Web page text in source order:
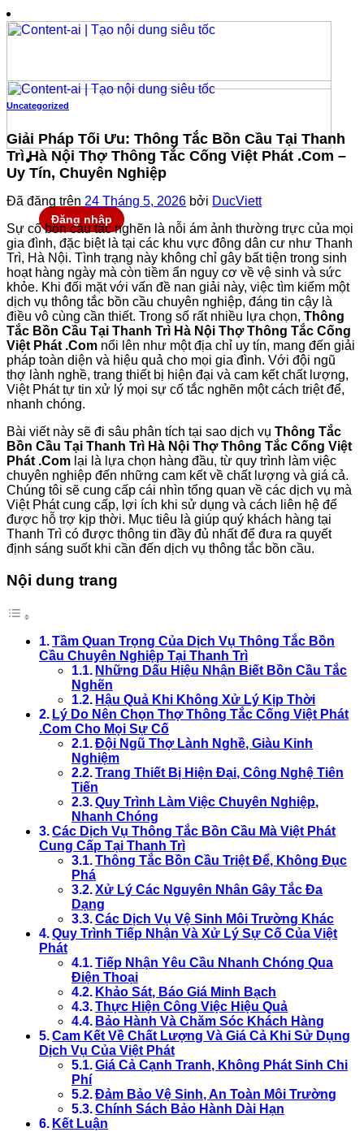
đến
Đăng nhập
Uncategorized
Giải Pháp Tối Ưu: Thông Tắc Bồn Cầu Tại Thanh
Trì Hà Nội Thợ Thông Tắc Cống Việt Phát .Com –
Uy Tín, Chuyên Nghiệp
Đã đăng trên 24 Tháng 5, 2026 bởi DucViett
Sự cố bồn cầu tắc nghẽn là nỗi ám ảnh thường trực của mọi
gia đình, đặc biệt là tại các khu vực đông dân cư như Thanh
Trì, Hà Nội. Tình trạng này không chỉ gây bất tiện trong sinh
hoạt hàng ngày mà còn tiềm ẩn nguy cơ về vệ sinh và sức
khỏe. Khi đối mặt với vấn đề nan giải này, việc tìm kiếm một
dịch vụ thông tắc bồn cầu chuyên nghiệp, đáng tin cậy là
điều vô cùng cần thiết. Trong số rất nhiều lựa chọn, Thông
Tắc Bồn Cầu Tại Thanh Trì Hà Nội Thợ Thông Tắc Cống
Việt Phát .Com nổi lên như một địa chỉ uy tín, mang đến giải
pháp toàn diện và hiệu quả cho mọi gia đình. Với đội ngũ
thợ lành nghề, trang thiết bị hiện đại và cam kết chất lượng,
Việt Phát tự tin xử lý mọi sự cố tắc nghẽn một cách triệt để,
nhanh chóng.
Bài viết này sẽ đi sâu phân tích tại sao dịch vụ Thông Tắc
Bồn Cầu Tại Thanh Trì Hà Nội Thợ Thông Tắc Cống Việt
Phát .Com lại là lựa chọn hàng đầu, từ quy trình làm việc
chuyên nghiệp đến những cam kết về chất lượng và giá cả.
Chúng tôi sẽ cung cấp cái nhìn tổng quan về các dịch vụ mà
Việt Phát cung cấp, lợi ích khi sử dụng và cách liên hệ để
được hỗ trợ kịp thời. Mục tiêu là giúp quý khách hàng tại
Thanh Trì có được thông tin đầy đủ nhất để đưa ra quyết
định sáng suốt khi cần đến dịch vụ thông tắc bồn cầu.
Nội dung trang
Tầm Quan Trọng Của Dịch Vụ Thông Tắc Bồn
Cầu Chuyên Nghiệp Tại Thanh Trì
Những Dấu Hiệu Nhận Biết Bồn Cầu Tắc
Nghẽn
Hậu Quả Khi Không Xử Lý Kịp Thời
Lý Do Nên Chọn Thợ Thông Tắc Cống Việt Phát
.Com Cho Mọi Sự Cố
Đội Ngũ Thợ Lành Nghề, Giàu Kinh
Nghiệm
Trang Thiết Bị Hiện Đại, Công Nghệ Tiên
Tiến
Quy Trình Làm Việc Chuyên Nghiệp,
Nhanh Chóng
Các Dịch Vụ Thông Tắc Bồn Cầu Mà Việt Phát
Cung Cấp Tại Thanh Trì
Thông Tắc Bồn Cầu Triệt Để, Không Đục
Phá
Xử Lý Các Nguyên Nhân Gây Tắc Đa
Dạng
Các Dịch Vụ Vệ Sinh Môi Trường Khác
Quy Trình Tiếp Nhận Và Xử Lý Sự Cố Của Việt
Phát
Tiếp Nhận Yêu Cầu Nhanh Chóng Qua
Điện Thoại
Khảo Sát, Báo Giá Minh Bạch
Thực Hiện Công Việc Hiệu Quả
Bảo Hành Và Chăm Sóc Khách Hàng
Cam Kết Về Chất Lượng Và Giá Cả Khi Sử Dụng
Dịch Vụ Của Việt Phát
Giá Cả Cạnh Tranh, Không Phát Sinh Chi
Phí
Đảm Bảo Vệ Sinh, An Toàn Môi Trường
Chính Sách Bảo Hành Dài Hạn
Kết Luận